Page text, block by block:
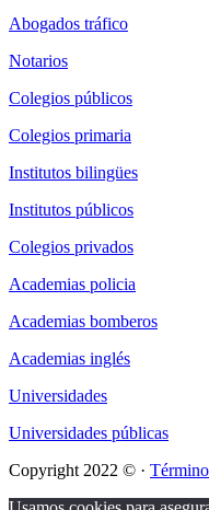
Abogados tráfico
Notarios
Colegios públicos
Colegios primaria
Institutos bilingües
Institutos públicos
Colegios privados
Academias policia
Academias bomberos
Academias inglés
Universidades
Universidades públicas
Copyright 2022 © ·